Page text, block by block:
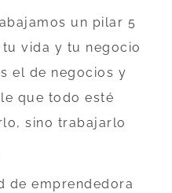
un pilar 5
vida y tu negocio
el de negocios y
que todo esté
sino trabajarlo
de emprendedora